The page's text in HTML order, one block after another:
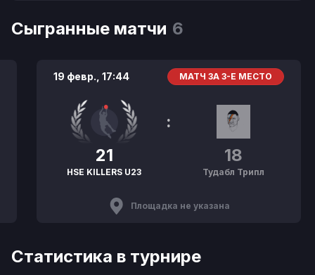
Сыгранные матчи 6
19 февр., 17:44 МАТЧ ЗА 3-Е МЕСТО
21
HSE KILLERS U23
:
18
Тудабл Трипл
Площадка не указана
Статистика в турнире